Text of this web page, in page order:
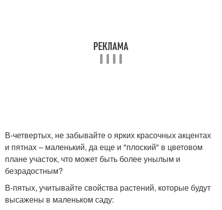
В-четвертых, не забывайте о ярких красочных акцентах
и пятнах – маленький, да еще и "плоский" в цветовом
плане участок, что может быть более унылым и
безрадостным?
В-пятых, учитывайте свойства растений, которые будут
высажены в маленьком саду: